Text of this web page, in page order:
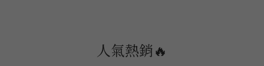
人氣熱銷🔥